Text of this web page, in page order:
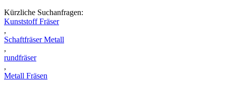
Kürzliche Suchanfragen:
Kunststoff Fräser
,
Schaftfräser Metall
,
rundfräser
,
Metall Fräsen